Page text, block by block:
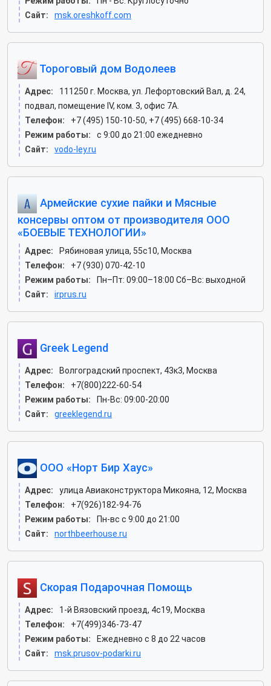
Сайт:
msk.oreshkoff.com
Тороговый дом Водолеев
Адрес:
111250 г. Москва, ул. Лефортовский Вал, д. 24,
подвал, помещение IV, ком. 3, офис 7А.
Телефон:
+7 (495) 150-10-50, +7 (495) 668-10-34
Режим работы:
c 9:00 до 21:00 ежедневно
Сайт:
vodo-ley.ru
Армейские сухие пайки и Мясные
консервы оптом от производителя ООО
«БОЕВЫЕ ТЕХНОЛОГИИ»
Адрес:
Рябиновая улица, 55с10, Москва
Телефон:
+7 (930) 070-42-10
Режим работы:
Пн–Пт: 09:00–18:00 Сб–Вс: выходной
Сайт:
irprus.ru
Greek Legend
Адрес:
Волгоградский проспект, 43к3, Москва
Телефон:
+7(800)222-60-54
Режим работы:
Пн-Вс: 09:00-20:00
Сайт:
greeklegend.ru
ООО «Норт Бир Хаус»
Адрес:
улица Авиаконструктора Микояна, 12, Москва
Телефон:
+7(926)182-94-76
Режим работы:
Пн-вс с 9:00 до 21:00
Сайт:
northbeerhouse.ru
Скорая Подарочная Помощь
Адрес:
1-й Вязовский проезд, 4с19, Москва
Телефон:
+7(499)346-73-47
Режим работы:
Ежедневно с 8 до 22 часов
Сайт:
msk.prusov-podarki.ru